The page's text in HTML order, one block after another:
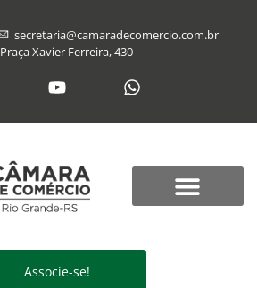
secretaria@​camaradecomercio.com.br
Praça Xavier Ferreira, 430
Associe-se!